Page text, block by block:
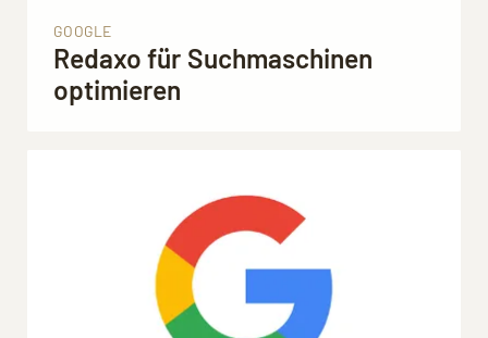
GOOGLE
Redaxo für Suchmaschinen
optimieren